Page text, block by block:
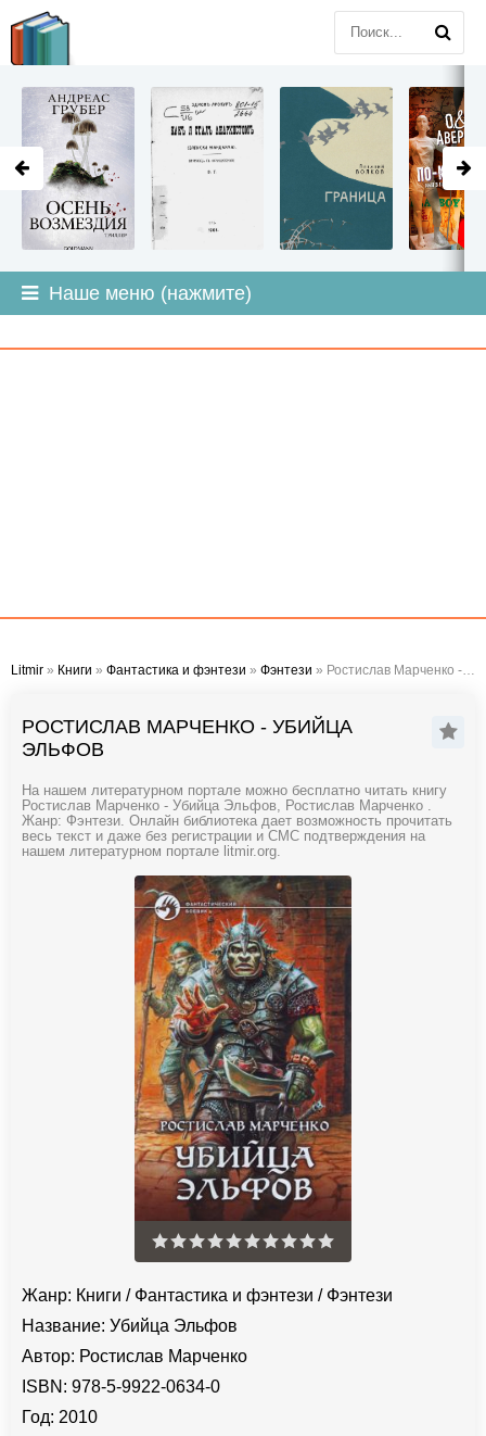
Наше меню (нажмите)
Litmir » Книги » Фантастика и фэнтези » Фэнтези » Ростислав Марченко - Убийца Эльфов
РОСТИСЛАВ МАРЧЕНКО - УБИЙЦА
ЭЛЬФОВ
На нашем литературном портале можно бесплатно читать книгу
Ростислав Марченко - Убийца Эльфов, Ростислав Марченко .
Жанр: Фэнтези. Онлайн библиотека дает возможность прочитать
весь текст и даже без регистрации и СМС подтверждения на
нашем литературном портале litmir.org.
Жанр: Книги / Фантастика и фэнтези / Фэнтези
Название: Убийца Эльфов
Автор: Ростислав Марченко
ISBN: 978-5-9922-0634-0
Год: 2010
LITMIR.ORG